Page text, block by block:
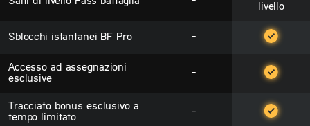
livello
Sblocchi istantanei BF Pro -
Accesso ad assegnazioni
esclusive
-
Tracciato bonus esclusivo a
tempo limitato
-